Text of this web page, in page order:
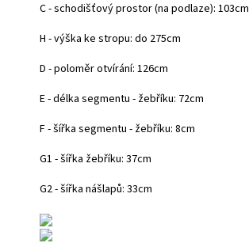
C - schodišťový prostor (na podlaze): 103cm
H - výška ke stropu: do 275cm
D - poloměr otvírání: 126cm
E - délka segmentu - žebříku: 72cm
F - šířka segmentu - žebříku: 8cm
G1 - šířka žebříku: 37cm
G2 - šířka nášlapů: 33cm